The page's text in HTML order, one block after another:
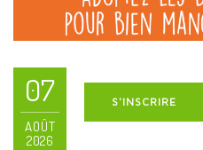
07
AOÛT
2026
S'INSCRIRE